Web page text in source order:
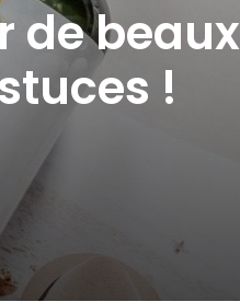
de beaux
!